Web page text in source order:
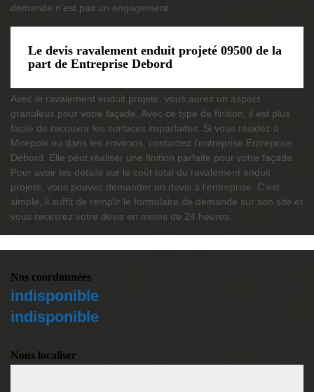
demande n’est pas un engagement.
Le devis ravalement enduit projeté 09500 de la
part de Entreprise Debord
Avec le ravalement enduit projeté, vous aurez un aspect
granuleux pour votre façade. Avec ce type de finition, il est plus
facile de recouvrir les surfaces imparfaites. Si vous résidez à
Mirepoix ou dans les environs, contactez l’entreprise Entreprise
Debord. Elle peut réaliser une finition parfaite pour votre façade.
Pour avoir les détails sur le coût total du ravalement enduit
projeté, vous pouvez demander un devis à l’entreprise. C’est
simple, il suffit de remplir le formulaire de demande sur son site et
vous recevrez votre devis en moins de 24 heures.
Nos coordonnées
indisponible
indisponible
Nous localiser